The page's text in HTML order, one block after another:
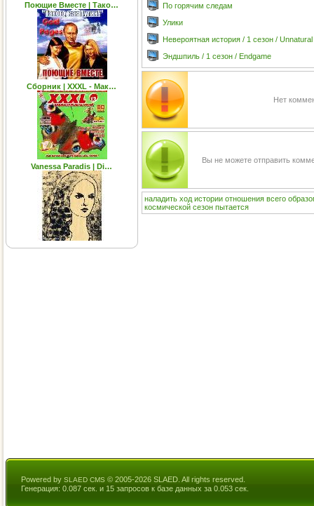
Поющие Вместе | Тако…
Сборник | XXXL - Мак…
Vanessa Paradis | Di…
По горячим следам
Улики
Невероятная история / 1 сезон /
Эндшпиль / 1 сезон / Endgame
Нет
Вы не можете отправить
наладить ход истории отношения всего
космической сезон пытается
Powered by SLAED CMS © 2005-2026 SLAED. All rights reserved.
Генерация: 0.087 сек. и 15 запросов к базе данных за 0.053 сек.